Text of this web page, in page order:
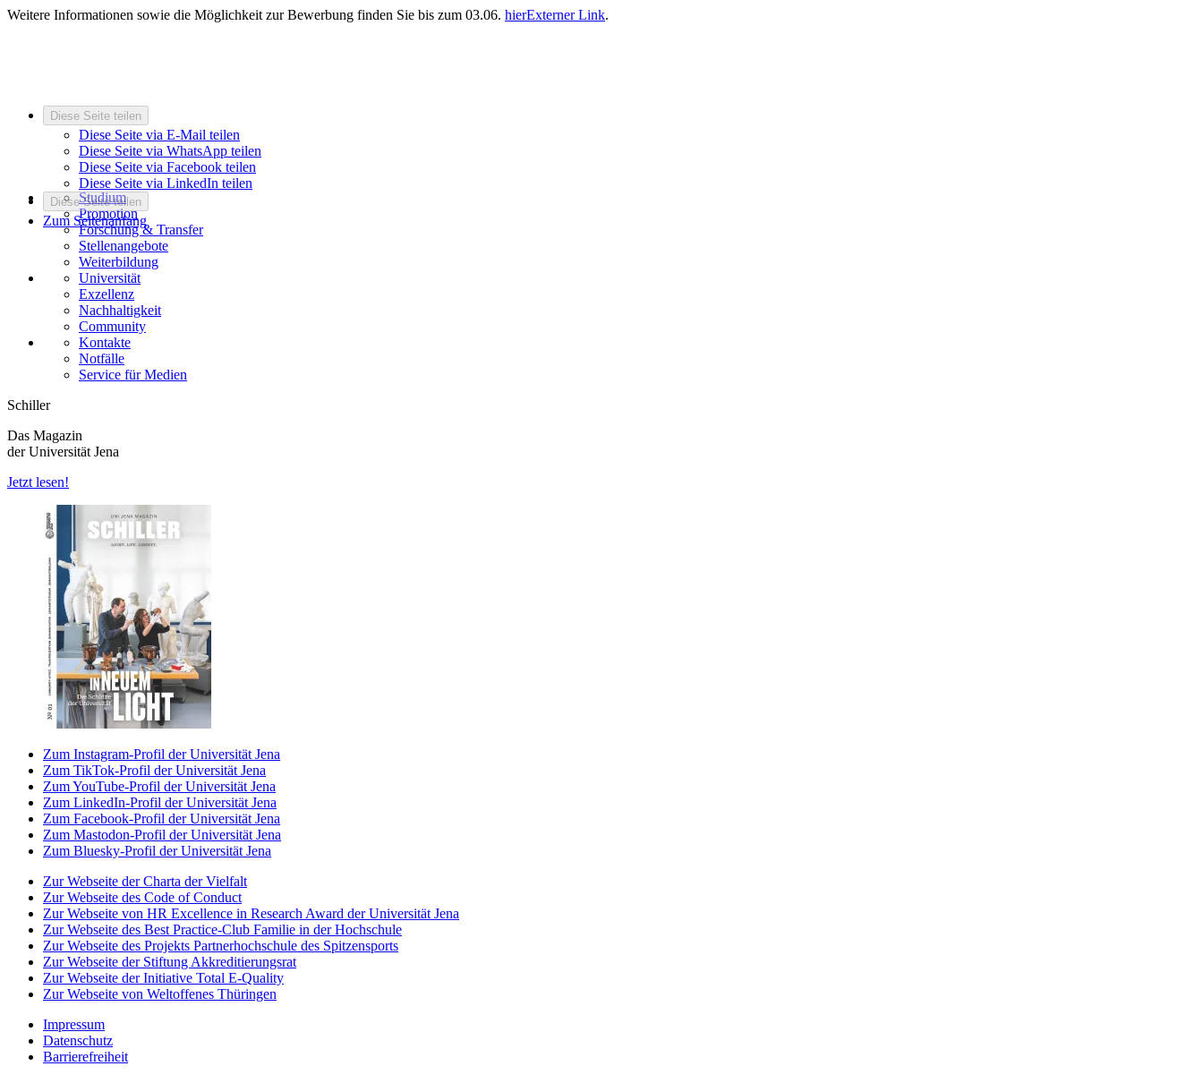
Weitere Informationen sowie die Möglichkeit zur Bewerbung finden Sie bis zum 03.06. hierExterner Link.
Diese Seite teilen
Diese Seite via E-Mail teilen
Diese Seite via WhatsApp teilen
Diese Seite via Facebook teilen
Diese Seite via LinkedIn teilen
Diese Seite teilen
Zum Seitenanfang
Studium
Promotion
Forschung & Transfer
Stellenangebote
Weiterbildung
Universität
Exzellenz
Nachhaltigkeit
Community
Kontakte
Notfälle
Service für Medien
Schiller
Das Magazin
der Universität Jena
Jetzt lesen!
Zum Instagram-Profil der Universität Jena
Zum TikTok-Profil der Universität Jena
Zum YouTube-Profil der Universität Jena
Zum LinkedIn-Profil der Universität Jena
Zum Facebook-Profil der Universität Jena
Zum Mastodon-Profil der Universität Jena
Zum Bluesky-Profil der Universität Jena
Zur Webseite der Charta der Vielfalt
Zur Webseite des Code of Conduct
Zur Webseite von HR Excellence in Research Award der Universität Jena
Zur Webseite des Best Practice-Club Familie in der Hochschule
Zur Webseite des Projekts Partnerhochschule des Spitzensports
Zur Webseite der Stiftung Akkreditierungsrat
Zur Webseite der Initiative Total E-Quality
Zur Webseite von Weltoffenes Thüringen
Impressum
Datenschutz
Barrierefreiheit